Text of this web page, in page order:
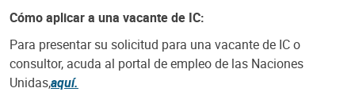
Cómo aplicar a una vacante de IC:
Para presentar su solicitud para una vacante de IC o
consultor, acuda al portal de empleo de las Naciones
Unidas,aquí.